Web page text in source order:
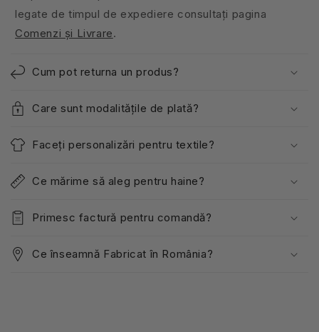
legate de timpul de expediere consultați pagina
Comenzi și Livrare.
Cum pot returna un produs?
Care sunt modalitățile de plată?
Faceți personalizări pentru textile?
Ce mărime să aleg pentru haine?
Primesc factură pentru comandă?
Ce înseamnă Fabricat în România?